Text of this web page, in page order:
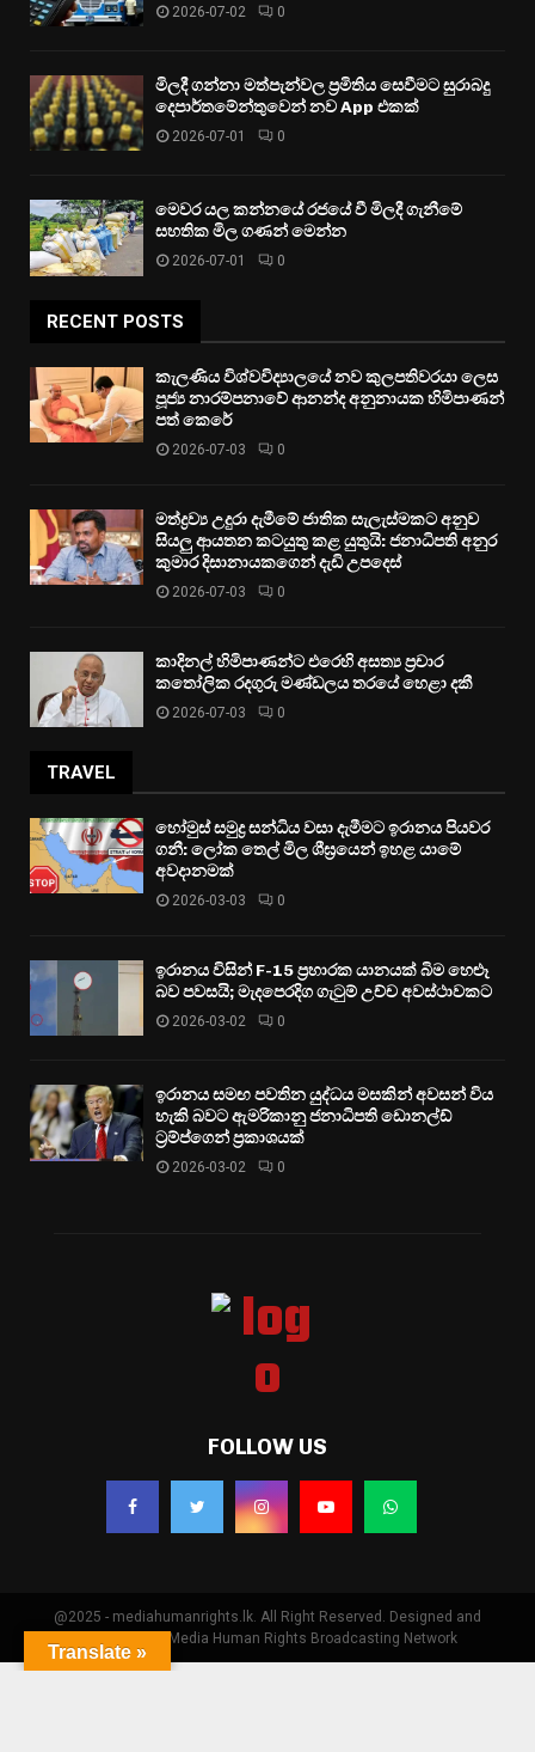
2026-07-02 0
මිලදී ගන්නා මත්පැන්වල ප්‍රමිතිය සෙවීමට සුරාබදු
දෙපාර්තමේන්තුවෙන් නව App එකක්
2026-07-01 0
මෙවර යල කන්නයේ රජයේ වී මිලදී ගැනීමේ
සහතික මිල ගණන් මෙන්න
2026-07-01 0
RECENT POSTS
කැලණිය විශ්වවිද්‍යාලයේ නව කුලපතිවරයා ලෙස
පූජ්‍ය නාරම්පනාවේ ආනන්ද අනුනායක හිමිපාණන්
පත් කෙරේ
2026-07-03 0
මත්ද්‍රව්‍ය උදුරා දැමීමේ ජාතික සැලැස්මකට අනුව
සියලු ආයතන කටයුතු කළ යුතුයි: ජනාධිපති අනුර
කුමාර දිසානායකගෙන් දැඩි උපදෙස්
2026-07-03 0
කාදිනල් හිමිපාණන්ට එරෙහි අසත්‍ය ප්‍රචාර
කතෝලික රදගුරු මණ්ඩලය තරයේ හෙළා දකී
2026-07-03 0
TRAVEL
හෝමුස් සමුද්‍ර සන්ධිය වසා දැමීමට ඉරානය පියවර
ගනී: ලෝක තෙල් මිල ශීඝ්‍රයෙන් ඉහළ යාමේ
අවදානමක්
2026-03-03 0
ඉරානය විසින් F-15 ප්‍රහාරක යානයක් බිම හෙළූ
බව පවසයි; මැදපෙරදිග ගැටුම් උච්ච අවස්ථාවකට
2026-03-02 0
ඉරානය සමඟ පවතින යුද්ධය මසකින් අවසන් විය
හැකි බවට ඇමරිකානු ජනාධිපති ඩොනල්ඩ්
ට්‍රම්ප්ගෙන් ප්‍රකාශයක්
2026-03-02 0
FOLLOW US
@2025 - mediahumanrights.lk. All Right Reserved. Designed and
Developed by Media Human Rights Broadcasting Network
Translate »